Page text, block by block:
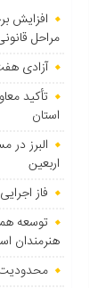
افزایش
مراحل
آزادی
تأکید
استان
البرز
اربعین
فاز
توسعه
هنرمندان
محدودیت